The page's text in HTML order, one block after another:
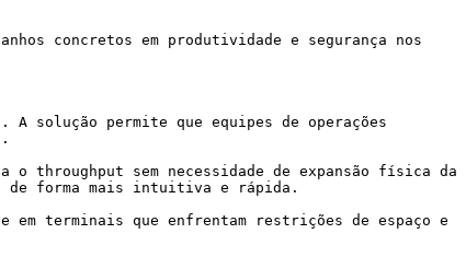
concretos em produtividade e segurança nos
solução permite que equipes de operações
o throughput sem necessidade de expansão física da
de forma mais intuitiva e rápida.
em terminais que enfrentam restrições de espaço e